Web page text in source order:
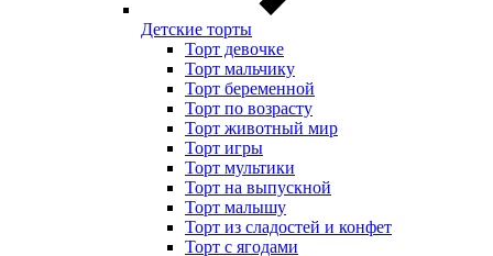
Детские торты
Торт девочке
Торт мальчику
Торт беременной
Торт по возрасту
Торт животный мир
Торт игры
Торт мультики
Торт на выпускной
Торт малышу
Торт из сладостей и конфет
Торт с ягодами